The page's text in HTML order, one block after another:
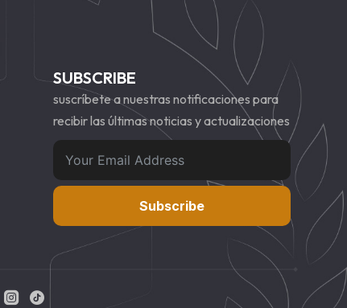
SUBSCRIBE
suscríbete a nuestras notificaciones para
recibir las últimas noticias y actualizaciones
Subscribe